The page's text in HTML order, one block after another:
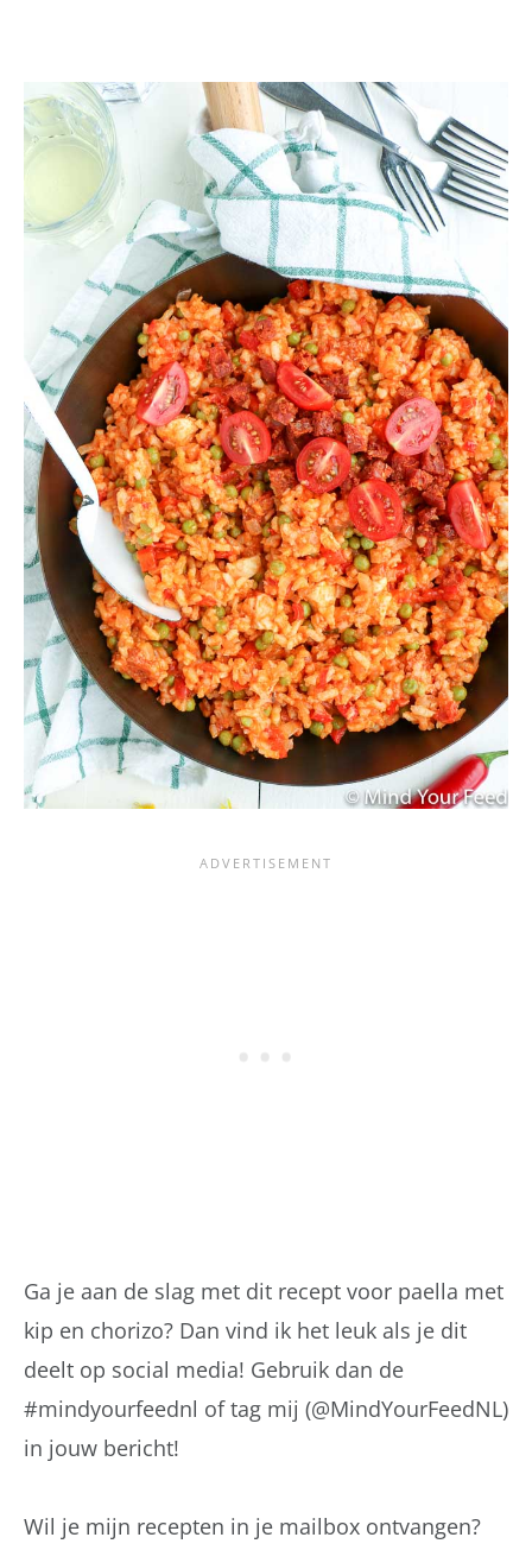
Ga je aan de slag met dit recept voor paella met
kip en chorizo? Dan vind ik het leuk als je dit
deelt op social media! Gebruik dan de
#mindyourfeednl of tag mij (@MindYourFeedNL)
in jouw bericht!
Wil je mijn recepten in je mailbox ontvangen?